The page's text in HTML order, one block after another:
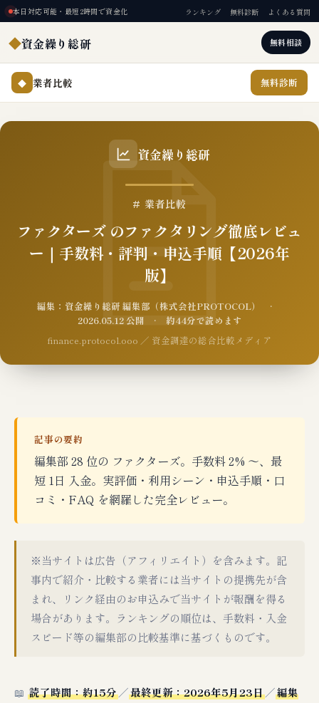
本日対応可能・最短2時間で資金化 ランキング 無料診断 よくある質問
◆資金繰り総研 無料相談
◆ 業者比較 無料診断
資金繰り総研
# 業者比較
ファクターズ のファクタリング徹底レビュ
ー｜手数料・評判・申込手順【2026年
版】
編集：資金繰り総研 編集部（株式会社PROTOCOL） ·
2026.05.12 公開 · 約44分で読めます
finance.protocol.ooo ／ 資金調達の総合比較メディア
記事の要約
編集部 28 位の ファクターズ。手数料 2% 〜、最
短 1日 入金。実評価・利用シーン・申込手順・口
コミ・FAQ を網羅した完全レビュー。
※当サイトは広告（アフィリエイト）を含みます。記
事内で紹介・比較する業者には当サイトの提携先が含
まれ、リンク経由のお申込みで当サイトが報酬を得る
場合があります。ランキングの順位は、手数料・入金
スピード等の編集部の比較基準に基づくものです。
📖 読了時間：約15分／最終更新：2026年5月23日／編集